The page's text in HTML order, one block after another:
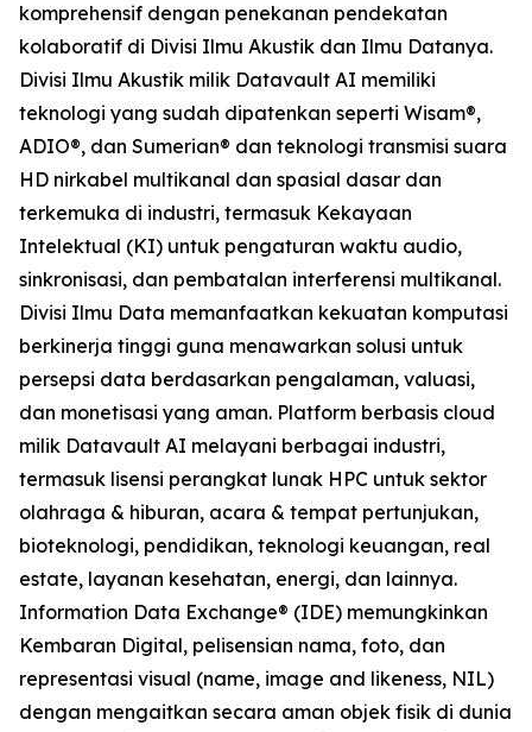
komprehensif dengan penekanan pendekatan
kolaboratif di Divisi Ilmu Akustik dan Ilmu Datanya.
Divisi Ilmu Akustik milik Datavault AI memiliki
teknologi yang sudah dipatenkan seperti Wisam®,
ADIO®, dan Sumerian® dan teknologi transmisi suara
HD nirkabel multikanal dan spasial dasar dan
terkemuka di industri, termasuk Kekayaan
Intelektual (KI) untuk pengaturan waktu audio,
sinkronisasi, dan pembatalan interferensi multikanal.
Divisi Ilmu Data memanfaatkan kekuatan komputasi
berkinerja tinggi guna menawarkan solusi untuk
persepsi data berdasarkan pengalaman, valuasi,
dan monetisasi yang aman. Platform berbasis cloud
milik Datavault AI melayani berbagai industri,
termasuk lisensi perangkat lunak HPC untuk sektor
olahraga & hiburan, acara & tempat pertunjukan,
bioteknologi, pendidikan, teknologi keuangan, real
estate, layanan kesehatan, energi, dan lainnya.
Information Data Exchange® (IDE) memungkinkan
Kembaran Digital, pelisensian nama, foto, dan
representasi visual (name, image and likeness, NIL)
dengan mengaitkan secara aman objek fisik di dunia